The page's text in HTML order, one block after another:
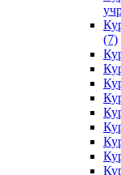
(7)